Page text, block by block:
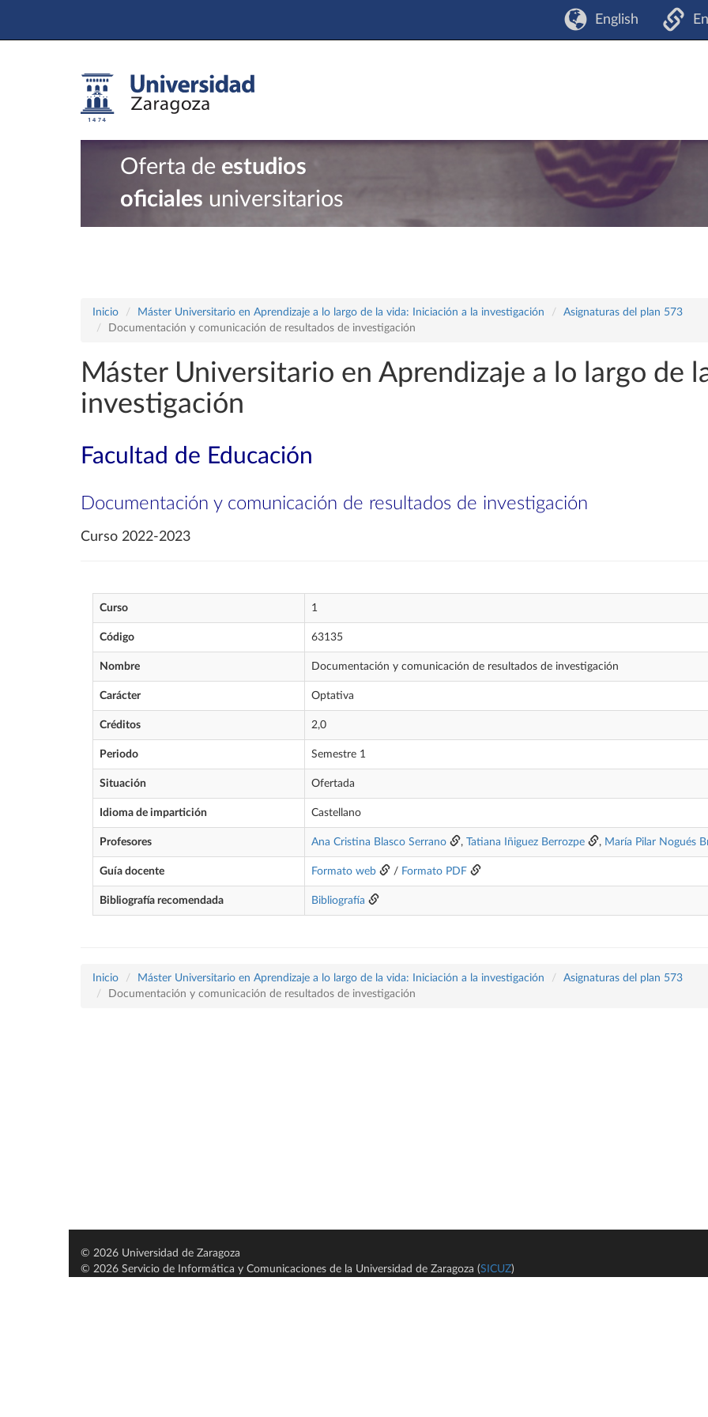
English
Oferta de estudios
oficiales universitarios
Inicio Máster Universitario en Aprendizaje a lo largo de la vida: Iniciación a la investigación
Asignaturas del plan 573
Documentación y comunicación de resultados de investigación
Máster Universitario en Aprendizaje a lo largo de
investigación
Facultad de Educación
Documentación y comunicación de resultados de investigación
Curso 2022-2023
Curso 1
Código 63135
Nombre Documentación y comunicación de resultados de investigación
Carácter Optativa
Créditos 2,0
Periodo Semestre 1
Situación Ofertada
Idioma de impartición Castellano
Profesores Ana Cristina Blasco Serrano , Tatiana Iñiguez Berrozpe , María Pilar Nogués
Guía docente Formato web / Formato PDF
Bibliografía recomendada Bibliografía
Inicio Máster Universitario en Aprendizaje a lo largo de la vida: Iniciación a la investigación
Asignaturas del plan 573
Documentación y comunicación de resultados de investigación
© 2026 Universidad de Zaragoza
© 2026 Servicio de Informática y Comunicaciones de la Universidad de Zaragoza (SICUZ)